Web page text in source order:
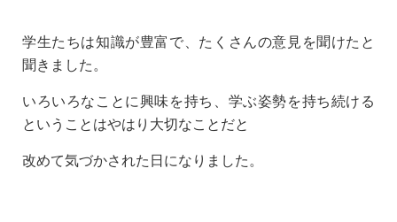
学生たちは知識が豊富で、たくさんの意見を聞けたと
聞きました。
いろいろなことに興味を持ち、学ぶ姿勢を持ち続ける
ということはやはり大切なことだと
改めて気づかされた日になりました。